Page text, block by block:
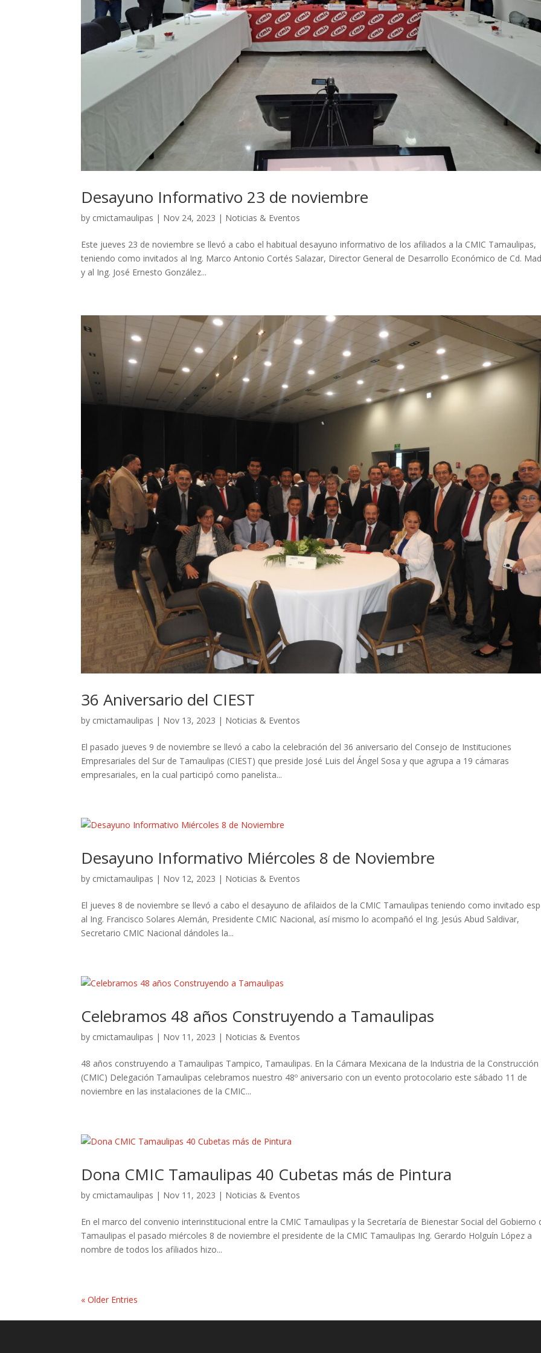
Desayuno Informativo 23 de noviembre
by cmictamaulipas | Nov 24, 2023 | Noticias & Eventos
Este jueves 23 de noviembre se llevó a cabo el habitual desayuno informativo de los afiliados a la CMIC Tamaulipas,
teniendo como invitados al Ing. Marco Antonio Cortés Salazar, Director General de Desarrollo Económico de Cd.
y al Ing. José Ernesto González...
36 Aniversario del CIEST
by cmictamaulipas | Nov 13, 2023 | Noticias & Eventos
El pasado jueves 9 de noviembre se llevó a cabo la celebración del 36 aniversario del Consejo de Instituciones
Empresariales del Sur de Tamaulipas (CIEST) que preside José Luis del Ángel Sosa y que agrupa a 19 cámaras
empresariales, en la cual participó como panelista...
Desayuno Informativo Miércoles 8 de Noviembre
by cmictamaulipas | Nov 12, 2023 | Noticias & Eventos
El jueves 8 de noviembre se llevó a cabo el desayuno de afilaidos de la CMIC Tamaulipas teniendo como invitado
al Ing. Francisco Solares Alemán, Presidente CMIC Nacional, así mismo lo acompañó el Ing. Jesús Abud Saldivar,
Secretario CMIC Nacional dándoles la...
Celebramos 48 años Construyendo a Tamaulipas
by cmictamaulipas | Nov 11, 2023 | Noticias & Eventos
48 años construyendo a Tamaulipas Tampico, Tamaulipas. En la Cámara Mexicana de la Industria de la Construcción
(CMIC) Delegación Tamaulipas celebramos nuestro 48º aniversario con un evento protocolario este sábado 11 de
noviembre en las instalaciones de la CMIC...
Dona CMIC Tamaulipas 40 Cubetas más de Pintura
by cmictamaulipas | Nov 11, 2023 | Noticias & Eventos
En el marco del convenio interinstitucional entre la CMIC Tamaulipas y la Secretaría de Bienestar Social del Gobierno
Tamaulipas el pasado miércoles 8 de noviembre el presidente de la CMIC Tamaulipas Ing. Gerardo Holguín López a
nombre de todos los afiliados hizo...
« Older Entries